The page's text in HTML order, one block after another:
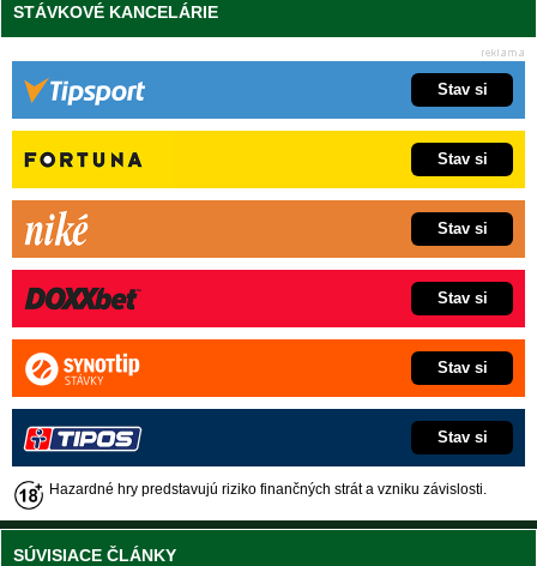
STÁVKOVÉ KANCELÁRIE
Stav si
Stav si
Stav si
Stav si
Stav si
Stav si
Hazardné hry predstavujú riziko finančných strát a vzniku závislosti.
SÚVISIACE ČLÁNKY